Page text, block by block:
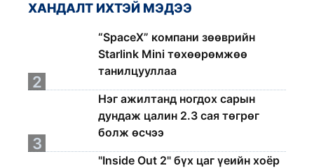
ХАНДАЛТ ИХТЭЙ МЭДЭЭ
“SpaceX” компани зөөврийн
Starlink Mini төхөөрөмжөө
танилцууллаа
2
Нэг ажилтанд ногдох сарын
дундаж цалин 2.3 сая төгрөг
болж өсчээ
3
"Inside Out 2" бүх цаг үеийн хоёр